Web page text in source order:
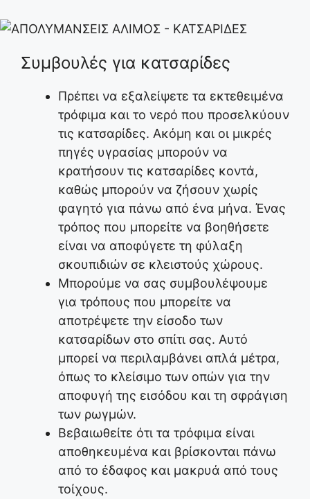
Συμβουλές για κατσαρίδες
Πρέπει να εξαλείψετε τα εκτεθειμένα
τρόφιμα και το νερό που προσελκύουν
τις κατσαρίδες. Ακόμη και οι μικρές
πηγές υγρασίας μπορούν να
κρατήσουν τις κατσαρίδες κοντά,
καθώς μπορούν να ζήσουν χωρίς
φαγητό για πάνω από ένα μήνα. Ένας
τρόπος που μπορείτε να βοηθήσετε
είναι να αποφύγετε τη φύλαξη
σκουπιδιών σε κλειστούς χώρους.
Μπορούμε να σας συμβουλέψουμε
για τρόπους που μπορείτε να
αποτρέψετε την είσοδο των
κατσαρίδων στο σπίτι σας. Αυτό
μπορεί να περιλαμβάνει απλά μέτρα,
όπως το κλείσιμο των οπών για την
αποφυγή της εισόδου και τη σφράγιση
των ρωγμών.
Βεβαιωθείτε ότι τα τρόφιμα είναι
αποθηκευμένα και βρίσκονται πάνω
από το έδαφος και μακρυά από τους
τοίχους.